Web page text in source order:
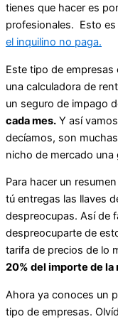
tienes que hacer es
profesionales. Esto es
el inquilino no paga.
Este tipo de
una calculadora de
un seguro de impago
cada mes. Y así
decíamos, son
nicho de mercado
Para hacer un
tú entregas las llaves
despreocupas. Así de
despreocuparte de
tarifa de precios de lo
20% del importe de
Ahora ya conoces un
tipo de empresas.